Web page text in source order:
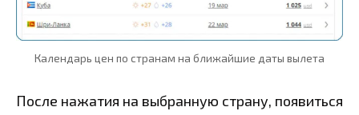
Календарь цен по странам на ближайшие даты вылета
После нажатия на выбранную страну, появиться